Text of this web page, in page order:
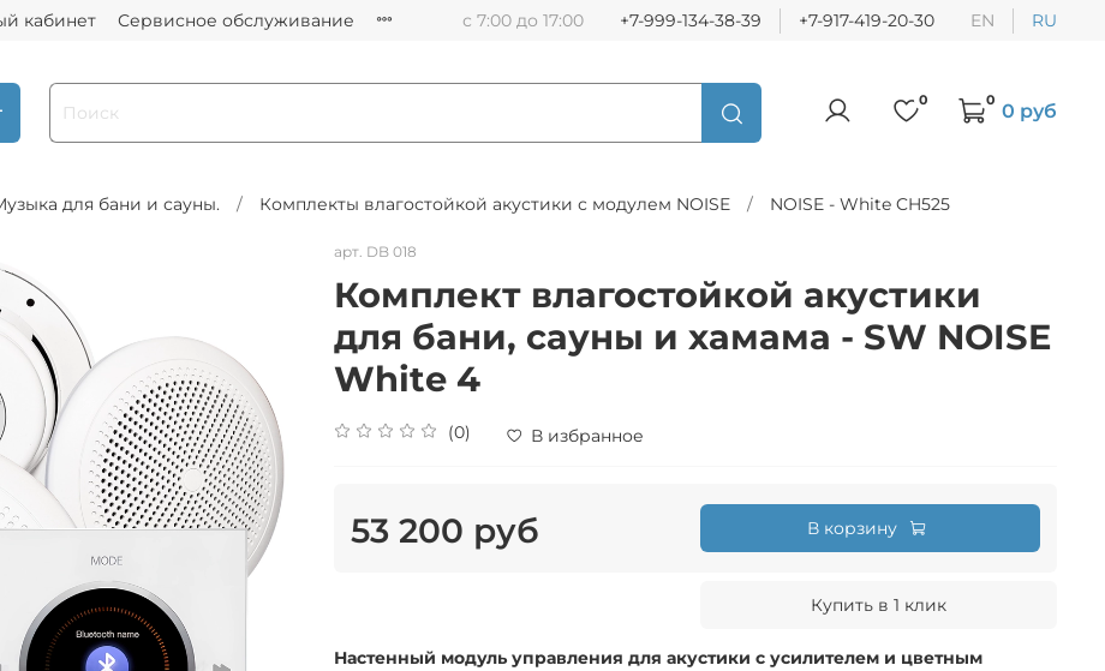
кабинет Сервисное обслуживание с 7:00 до 17:00 +7-999-134-38-39 +7-917-419-20-30 EN RU
0 0 0 руб
для бани и сауны. Комплекты влагостойкой акустики с модулем NOISE NOISE - White CH525
арт. DB 018
Комплект влагостойкой акустики
для бани, сауны и хамама - SW NOISE
White 4
(0) В избранное
53 200 руб В корзину
Купить в 1 клик
Настенный модуль управления для акустики с усилителем и цветным